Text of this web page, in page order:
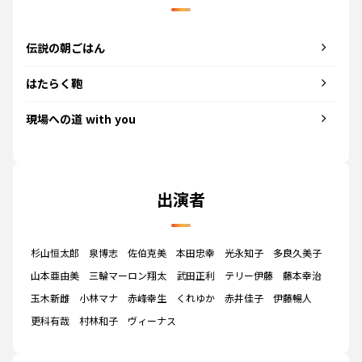
伝説の朝ごはん
はたらく鞄
現場への道 with you
出演者
杉山恒太郎 泉博志 佐伯克美 本田忠幸 光永知子
多良久美子
山本亜由美
三輪マーロン翔太 武田正利 テリー伊藤
藤本幸治
玉木新雌
小林マナ 赤峰幸生 くれゆか 赤井佳子
伊藤暢人
更科有哉
村林和子 ヴィーナス